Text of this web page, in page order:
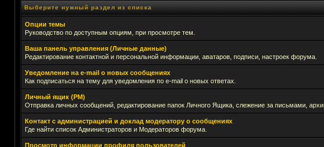
Выберите нужный раздел из списка
Опции темы
Руководство по доступным опциям, при просмотре тем.
Ваша панель управления (Личные данные)
Редактирование контактной и персональной информации, аватаров, подписи, настроек форума.
Уведомление на e-mail о новых сообщениях
Как подписаться на тему для уведомления по e-mail о новых ответах.
Личный ящик (PM)
Отправка личных сообщений, редактирование папок Личного Ящика, слежение за письмами,
Контакт с администрацией и доклад модератору о сообщениях
Где найти список Администраторов и Модераторов форума.
Просмотр информации профиля пользователей